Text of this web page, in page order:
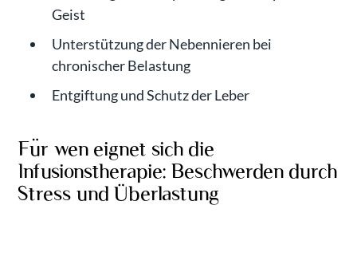
Geist
Unterstützung der Nebennieren bei
chronischer Belastung
Entgiftung und Schutz der Leber
Für wen eignet sich die
Infusionstherapie: Beschwerden durch
Stress und Überlastung